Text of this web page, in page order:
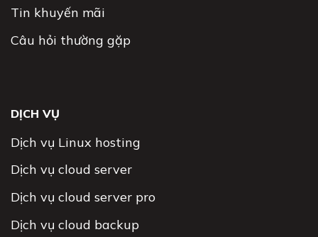
Tin khuyến mãi
Câu hỏi thường gặp
DỊCH VỤ
Dịch vụ Linux hosting
Dịch vụ cloud server
Dịch vụ cloud server pro
Dịch vụ cloud backup